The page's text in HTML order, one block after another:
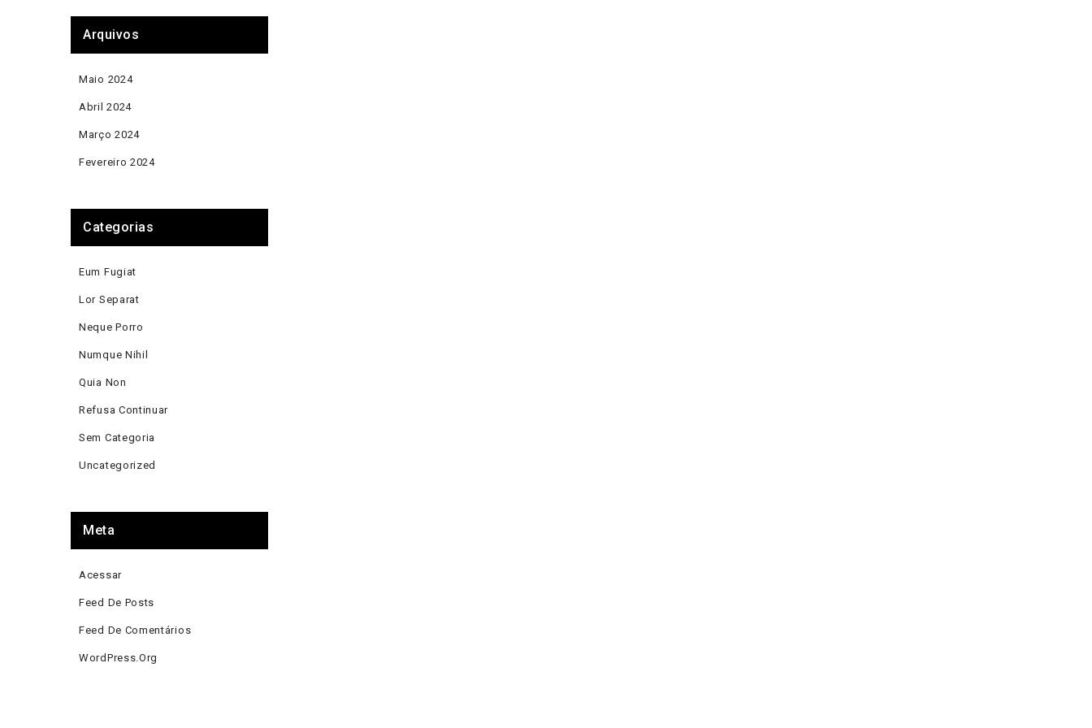
Arquivos
Maio 2024
Abril 2024
Março 2024
Fevereiro 2024
Categorias
Eum Fugiat
Lor Separat
Neque Porro
Numque Nihil
Quia Non
Refusa Continuar
Sem Categoria
Uncategorized
Meta
Acessar
Feed De Posts
Feed De Comentários
WordPress.org